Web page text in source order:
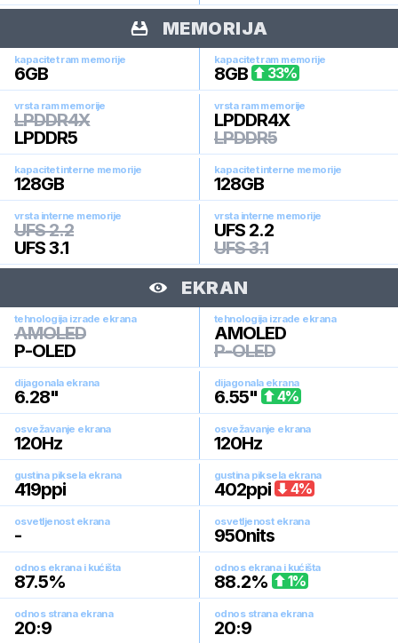
MEMORIJA
kapacitet ram memorije
6GB
kapacitet ram memorije
8GB 33%
vrsta ram memorije
LPDDR4X
LPDDR5
vrsta ram memorije
LPDDR4X
LPDDR5
kapacitet interne memorije
128GB
kapacitet interne memorije
128GB
vrsta interne memorije
UFS 2.2
UFS 3.1
vrsta interne memorije
UFS 2.2
UFS 3.1
EKRAN
tehnologija izrade ekrana
AMOLED
P-OLED
tehnologija izrade ekrana
AMOLED
P-OLED
dijagonala ekrana
6.28"
dijagonala ekrana
6.55" 4%
osvežavanje ekrana
120Hz
osvežavanje ekrana
120Hz
gustina piksela ekrana
419ppi
gustina piksela ekrana
402ppi 4%
osvetljenost ekrana
-
osvetljenost ekrana
950nits
odnos ekrana i kućišta
87.5%
odnos ekrana i kućišta
88.2% 1%
odnos strana ekrana
20:9
odnos strana ekrana
20:9